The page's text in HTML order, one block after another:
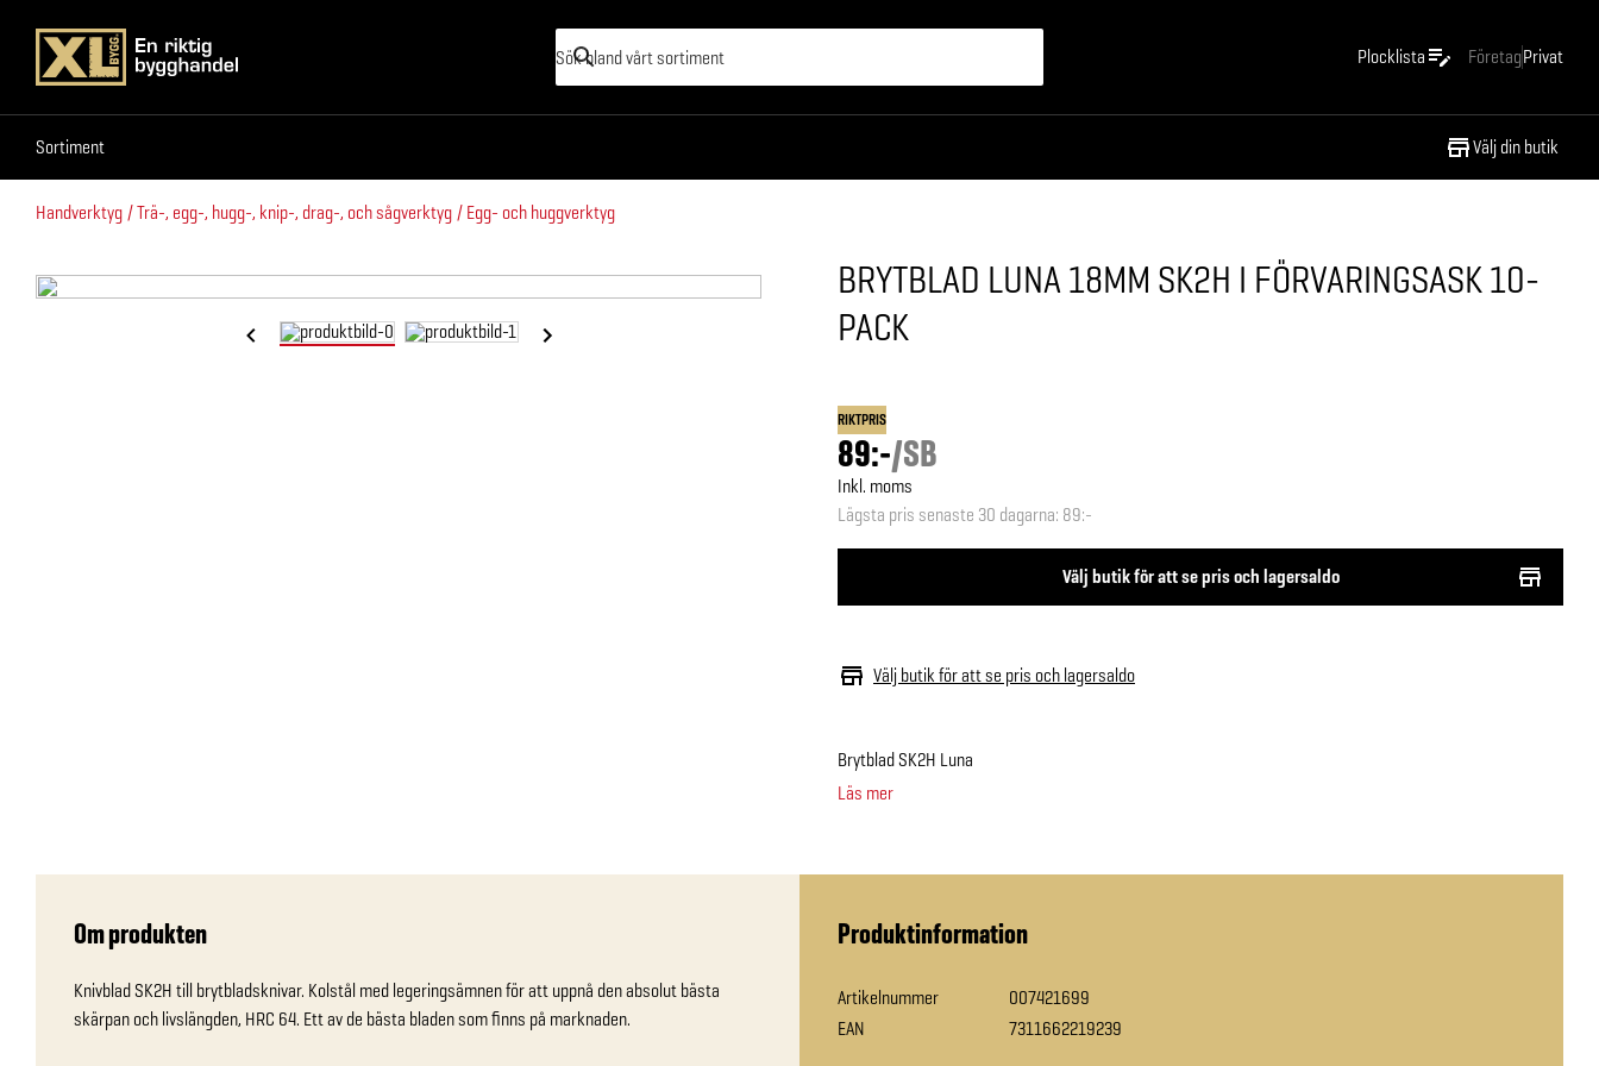
Plocklista FöretagPrivat
Sortiment Välj din butik
Sortiment
Handverktyg Trä-, egg-, hugg-, knip-, drag-, och sågverktyg Egg- och huggverktyg
BRYTBLAD LUNA 18MM SK2H I FÖRVARINGSASK 10-
PACK
RIKTPRIS
89:-/SB
Inkl. moms
Lägsta pris senaste 30 dagarna: 89:-
Välj butik för att se pris och lagersaldo
Välj butik för att se pris och lagersaldo
Brytblad SK2H Luna
Läs mer
Om produkten
Knivblad SK2H till brytbladsknivar. Kolstål med legeringsämnen för att uppnå den absolut bästa
skärpan och livslängden, HRC 64. Ett av de bästa bladen som finns på marknaden.
Produktinformation
Artikelnummer
007421699
EAN
7311662219239